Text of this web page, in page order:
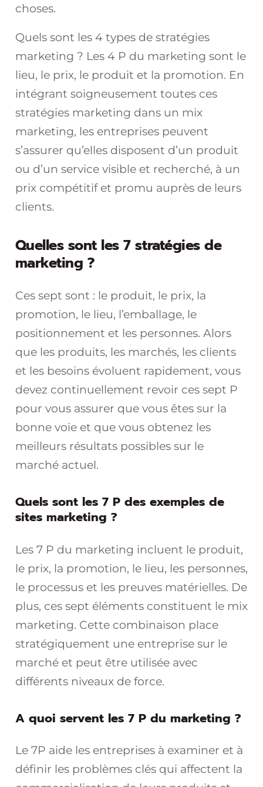
choses.
Quels sont les 4 types de stratégies
marketing ? Les 4 P du marketing sont le
lieu, le prix, le produit et la promotion. En
intégrant soigneusement toutes ces
stratégies marketing dans un mix
marketing, les entreprises peuvent
s’assurer qu’elles disposent d’un produit
ou d’un service visible et recherché, à un
prix compétitif et promu auprès de leurs
clients.
Quelles sont les 7 stratégies de
marketing ?
Ces sept sont : le produit, le prix, la
promotion, le lieu, l’emballage, le
positionnement et les personnes. Alors
que les produits, les marchés, les clients
et les besoins évoluent rapidement, vous
devez continuellement revoir ces sept P
pour vous assurer que vous êtes sur la
bonne voie et que vous obtenez les
meilleurs résultats possibles sur le
marché actuel.
Quels sont les 7 P des exemples de
sites marketing ?
Les 7 P du marketing incluent le produit,
le prix, la promotion, le lieu, les personnes,
le processus et les preuves matérielles. De
plus, ces sept éléments constituent le mix
marketing. Cette combinaison place
stratégiquement une entreprise sur le
marché et peut être utilisée avec
différents niveaux de force.
A quoi servent les 7 P du marketing ?
Le 7P aide les entreprises à examiner et à
définir les problèmes clés qui affectent la